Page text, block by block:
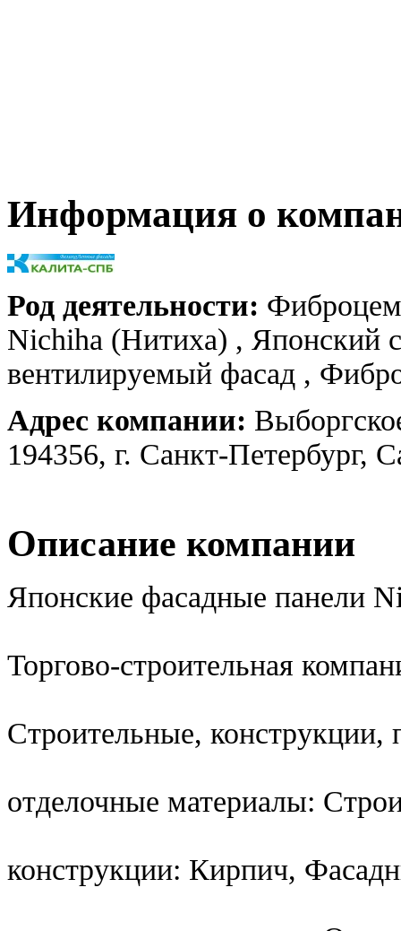
Информация о
Род деятельности:
Nichiha (Нитиха) , Японский
вентилируемый фасад ,
Адрес компании:
194356, г. Санкт-Петербург,
Описание компании
Японские фасадные панели
Торгово-строительная
Строительные, конструкции,
отделочные материалы:
конструкции: Кирпич,